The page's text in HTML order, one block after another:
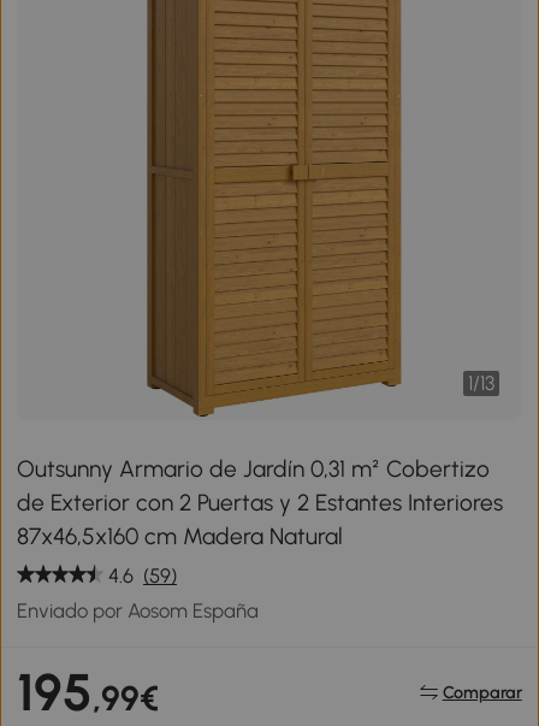
1/13
Outsunny Armario de Jardín 0,31 m² Cobertizo
de Exterior con 2 Puertas y 2 Estantes Interiores
87x46,5x160 cm Madera Natural
4.6 (59)
Enviado por Aosom España
195,99€ Comparar